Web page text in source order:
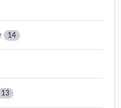
14
13